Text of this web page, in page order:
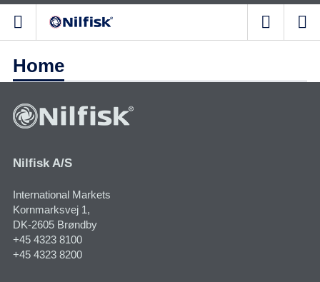
Home
Nilfisk A/S
International Markets
Kornmarksvej 1​,
DK-2605 Brøndby
+45 4323 8100
+45 4323 8200